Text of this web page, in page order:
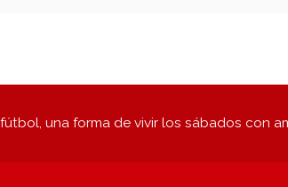
una forma de vivir los sábados con